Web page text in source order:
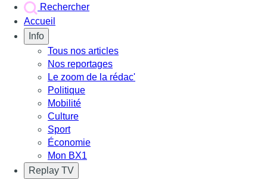
Rechercher
Accueil
Info
Tous nos articles
Nos reportages
Le zoom de la rédac'
Politique
Mobilité
Culture
Sport
Économie
Mon BX1
Replay TV